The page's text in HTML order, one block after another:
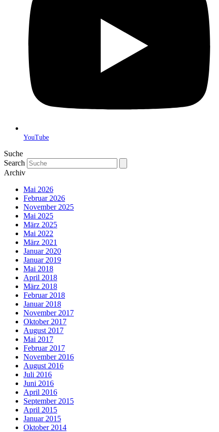
YouTube
Suche
Search
Archiv
Mai 2026
Februar 2026
November 2025
Mai 2025
März 2025
Mai 2022
März 2021
Januar 2020
Januar 2019
Mai 2018
April 2018
März 2018
Februar 2018
Januar 2018
November 2017
Oktober 2017
August 2017
Mai 2017
Februar 2017
November 2016
August 2016
Juli 2016
Juni 2016
April 2016
September 2015
April 2015
Januar 2015
Oktober 2014